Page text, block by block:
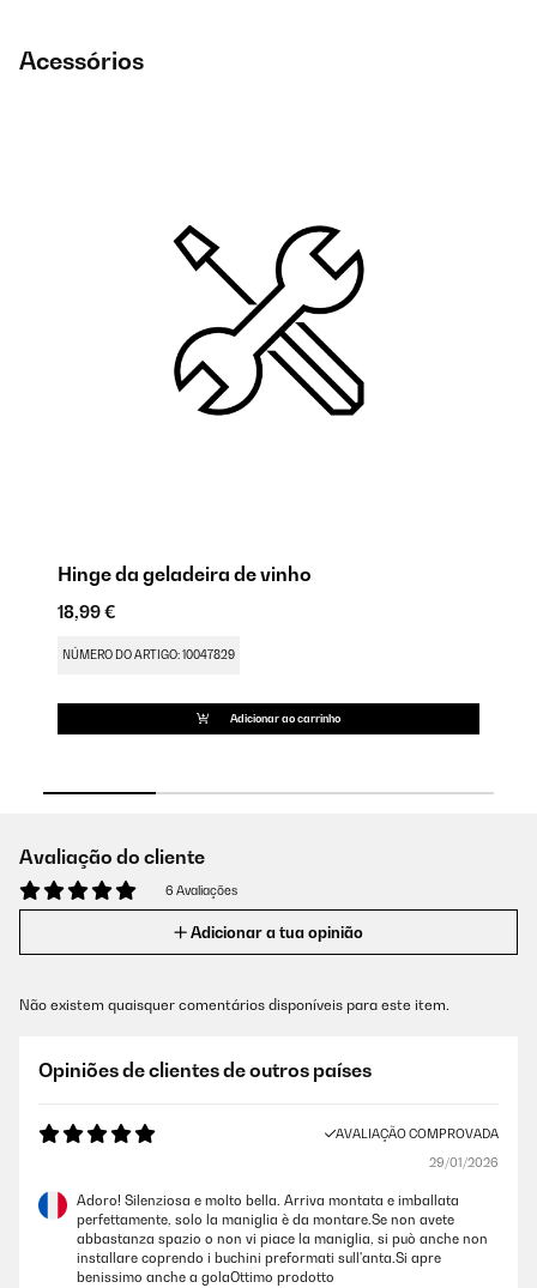
Acessórios
Hinge da geladeira de vinho
18,99 €
NÚMERO DO ARTIGO: 10047829
Adicionar ao carrinho
Avaliação do cliente
6 Avaliações
Adicionar a tua opinião
Não existem quaisquer comentários disponíveis para este item.
Opiniões de clientes de outros países
AVALIAÇÃO COMPROVADA
29/01/2026
Adoro! Silenziosa e molto bella. Arriva montata e imballata
perfettamente, solo la maniglia è da montare.Se non avete
abbastanza spazio o non vi piace la maniglia, si può anche non
installare coprendo i buchini preformati sull'anta.Si apre
benissimo anche a golaOttimo prodotto